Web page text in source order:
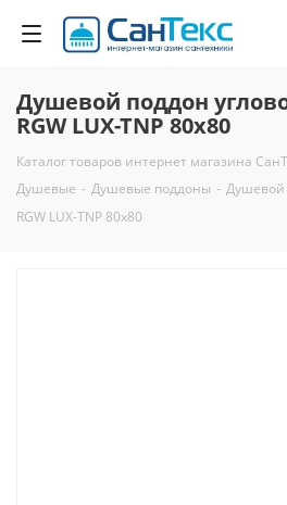
Душевой поддон
RGW LUX-TNP 80x80
Каталог товаров интернет магазина
Душевые - Душевые поддоны - Душевой
RGW LUX-TNP 80x80